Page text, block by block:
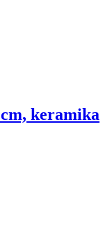
keramika